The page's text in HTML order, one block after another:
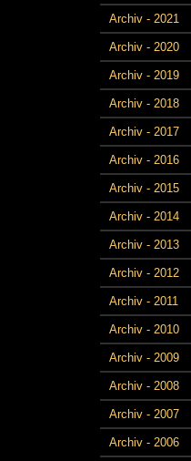
Archiv - 2021
Archiv - 2020
Archiv - 2019
Archiv - 2018
Archiv - 2017
Archiv - 2016
Archiv - 2015
Archiv - 2014
Archiv - 2013
Archiv - 2012
Archiv - 2011
Archiv - 2010
Archiv - 2009
Archiv - 2008
Archiv - 2007
Archiv - 2006